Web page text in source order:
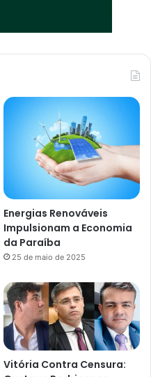
Energias Renováveis
Impulsionam a Economia
da Paraíba
25 de maio de 2025
Vitória Contra Censura: